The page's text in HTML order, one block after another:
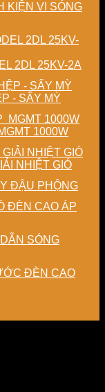
KIỆN VI SÓNG
2DL 25KV-2A
- SẤY MỲ
1000W
NHIỆT GIÓ
ĐẬU PHỘNG
ĐÈN CAO ÁP
SÓNG
ĐÈN CAO